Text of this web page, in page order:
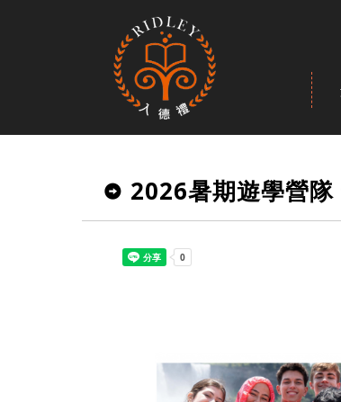
2026暑期遊學營隊